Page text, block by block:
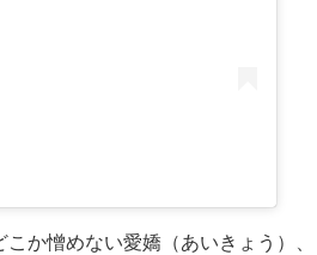
か憎めない愛嬌（あいきょう）、